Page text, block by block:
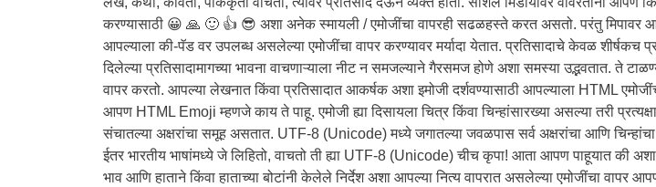
करण्यासाठी 😀 🙏 🙂 👍 😎 अशा अनेक स्मायली / एमोजींचा वापरही सढळहस्ते करत असतो. परंतु मिपावर
आपल्याला की-पॅड वर उपलब्ध असलेल्या एमोजींचा वापर करण्यावर मर्यादा येतात. प्रतिसादाचे केवळ शीर्षकच
दिलेल्या प्रतिसादामागच्या भावना वाचणाऱ्याला नीट न समजल्याने गैरसमज होणे अशा समस्या उद्भवतात. ते
वापर करतो. आपल्या लेखनात किंवा प्रतिसादात आकर्षक अशा इमोजी दर्शवण्यासाठी आपल्याला HTML
आपण HTML Emoji म्हणजे काय ते पाहू. एमोजी ह्या दिसायला चित्र किंवा चिन्हांसारख्या असल्या तरी
संचातल्या अक्षरांचा समूह असतात. UTF-8 (Unicode) मध्ये जगातल्या जवळपास सर्व अक्षरांचा आणि
ईतर भारतीय भाषांमध्ये जे लिहितो, वाचतो ती ह्या UTF-8 (Unicode) चीच कृपा! आता आपण पाहूयात की
भाव आणि हाताने किंवा हाताच्या बोटांनी केलेले निर्देश अशा आपल्या नित्य वापरात असलेल्या एमोजींचा वापर